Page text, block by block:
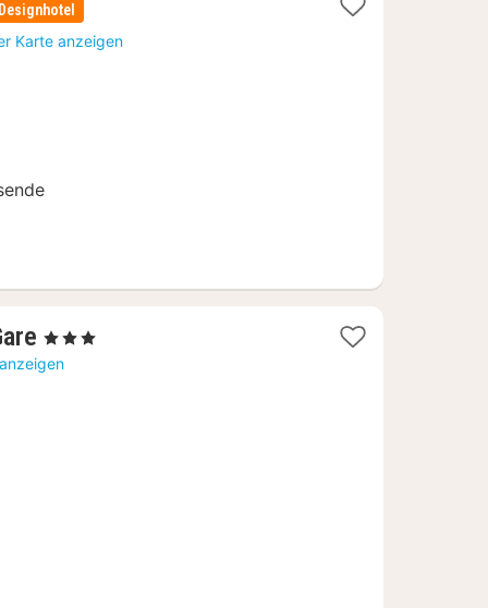
Designhotel
Karte anzeigen
1
Nacht
, 3 Sterne